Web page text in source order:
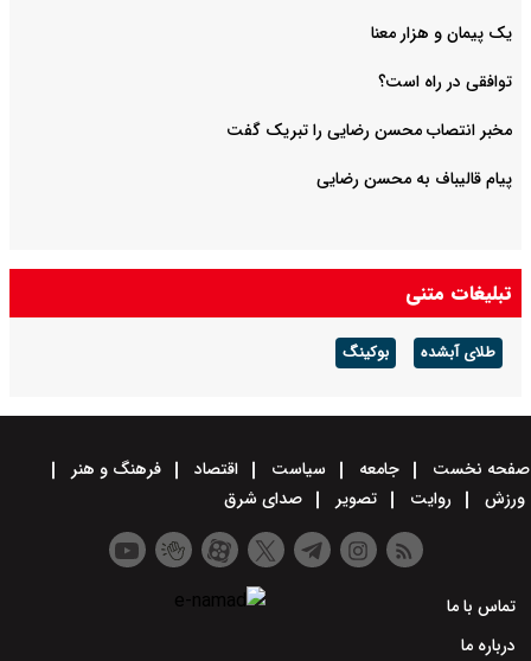
یک پیمان و هزار معنا
توافقی در راه است؟
مخبر انتصاب محسن رضایی را تبریک گفت
پیام قالیباف به محسن رضایی
تبلیغات متنی
طلای آبشده بوکینگ
صفحه نخست جامعه سیاست اقتصاد
فرهنگ و هنر
ورزش
روایت تصویر صدای شرق
تماس با ما
درباره ما